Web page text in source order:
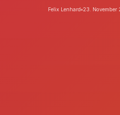
Felix Lenhard 23. November